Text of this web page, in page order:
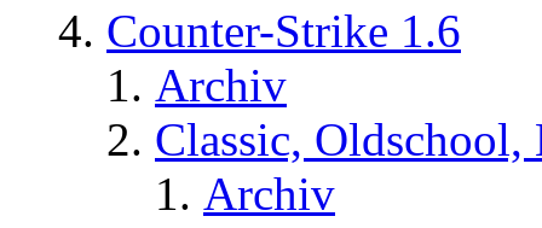
Counter-Strike 1.6
Archiv
Classic,
Archiv